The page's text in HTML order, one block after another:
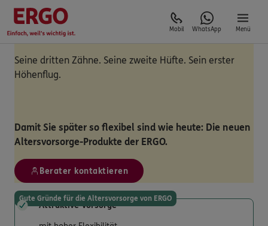
Mobil WhatsApp Menü
Seine dritten Zähne. Seine zweite Hüfte. Sein erster
Höhenflug.
Damit Sie später so flexibel sind wie heute: Die neuen
Altersvorsorge-Produkte der ERGO.
Berater kontaktieren
Gute Gründe für die Altersvorsorge von ERGO
Attraktive Vorsorge